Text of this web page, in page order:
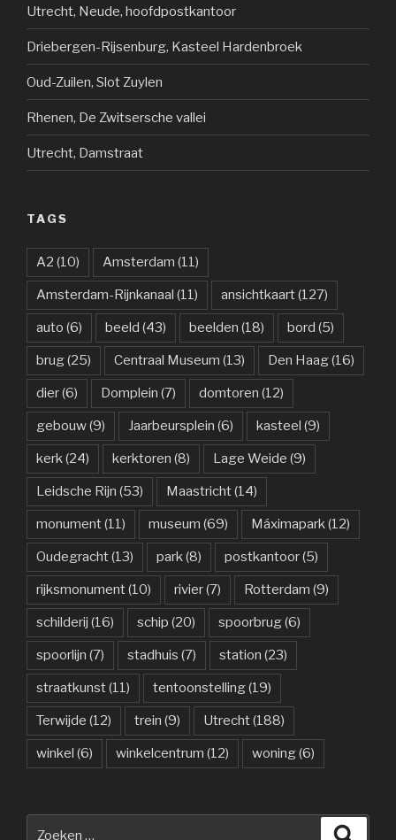
Utrecht, Neude, hoofdpostkantoor
Driebergen-Rijsenburg, Kasteel Hardenbroek
Oud-Zuilen, Slot Zuylen
Rhenen, De Zwitsersche vallei
Utrecht, Damstraat
TAGS
A2 (10) Amsterdam (11)
Amsterdam-Rijnkanaal (11) ansichtkaart(127)
auto (6) beeld (43) beelden (18) bord (5)
brug(25) Centraal Museum (13) Den Haag(16)
dier(6) Domplein (7) domtoren (12)
gebouw(9) Jaarbeursplein (6) kasteel (9)
kerk(24) kerktoren (8) Lage Weide (9)
Leidsche Rijn (53) Maastricht(14)
monument(11) museum (69) Máximapark(12)
Oudegracht(13) park(8) postkantoor(5)
rijksmonument(10) rivier(7) Rotterdam (9)
schilderij (16) schip (20) spoorbrug(6)
spoorlijn (7) stadhuis (7) station (23)
straatkunst(11) tentoonstelling(19)
Terwijde (12) trein (9) Utrecht(188)
winkel (6) winkelcentrum (12) woning(6)